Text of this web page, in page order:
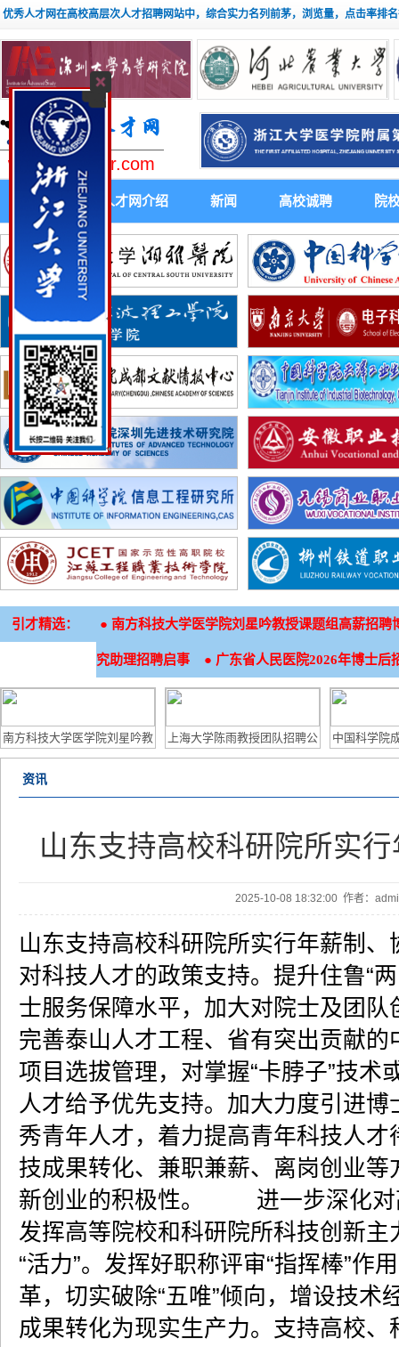
优秀人才网在高校高层次人才招聘网站中，综合实力名列前茅，浏览量，点击率排
www.youxiuhr.com
首 页 人才网介绍 新闻 高校诚聘 院
引才精选： ● 南方科技大学医学院刘星吟教授课题组高薪招聘
究助理招聘启事 ● 广东省人民医院2026年博士后
南方科技大学医学院刘星吟教
授课题组高薪招聘博士后及生
上海大学陈雨教授团队招聘公
告
中国科学院
特别研究
资讯
山东支持高校科研院所实
2025-10-08 18:32:00 作者：
山东支持高校科研院所实行年薪制
对科技人才的政策支持。提升住鲁“
士服务保障水平，加大对院士及团
完善泰山人才工程、省有突出贡献
项目选拔管理，对掌握“卡脖子”技术
人才给予优先支持。加大力度引进
秀青年人才，着力提高青年科技人
技成果转化、兼职兼薪、离岗创业
新创业的积极性。 进一步深化对
发挥高等院校和科研院所科技创新主
“活力”。发挥好职称评审“指挥棒”作
革，切实破除“五唯”倾向，增设技术
成果转化为现实生产力。支持高校